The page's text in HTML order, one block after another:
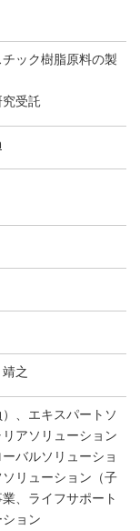
ック樹脂原料の製
受託
之
、エキスパートソ
アソリューション
バルソリューショ
リューション（子
、ライフサポート
ョン